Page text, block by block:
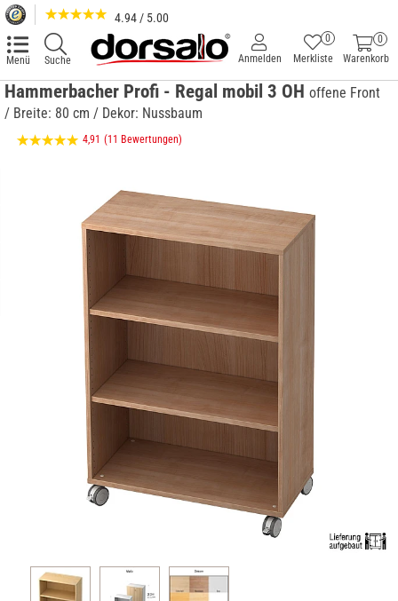
4.94 / 5.00
Menü Suche
0
Warenkorb
Merkliste
0
Anmelden
Hammerbacher Profi - Regal mobil 3 OH offene Front
/ Breite: 80 cm / Dekor: Nussbaum
4,91 (11 Bewertungen)